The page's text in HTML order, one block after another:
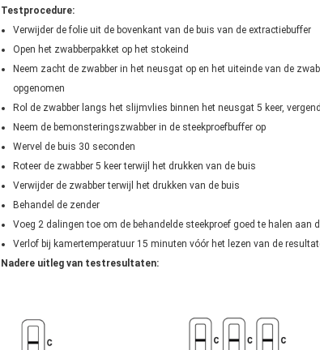
Laat een bericht achter
We bellen je snel terug!
Testprocedure:
Verwijder de folie uit de bovenkant van de buis van de extractiebuffer
Open het zwabberpakket op het stokeind
Neem zacht de zwabber in het neusgat op en het uiteinde van de
opgenomen
Rol de zwabber langs het slijmvlies binnen het neusgat 5 keer,
Neem de bemonsteringszwabber in de steekproefbuffer op
Wervel de buis 30 seconden
Roteer de zwabber 5 keer terwijl het drukken van de buis
Verwijder de zwabber terwijl het drukken van de buis
Behandel de zender
Voeg 2 dalingen toe om de behandelde steekproef goed te halen
Verlof bij kamertemperatuur 15 minuten vóór het lezen van de
Nadere uitleg van testresultaten: